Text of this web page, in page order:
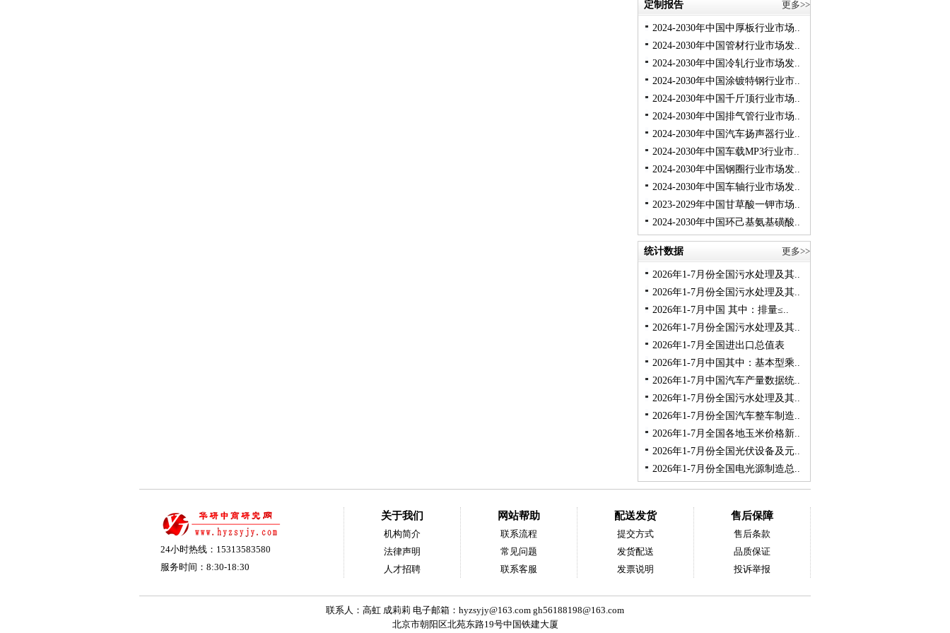
定制报告 更多>>
2024-2030年中国中厚板行业市场..
2024-2030年中国管材行业市场发..
2024-2030年中国冷轧行业市场发..
2024-2030年中国涂镀特钢行业市..
2024-2030年中国千斤顶行业市场..
2024-2030年中国排气管行业市场..
2024-2030年中国汽车扬声器行业..
2024-2030年中国车载MP3行业市..
2024-2030年中国钢圈行业市场发..
2024-2030年中国车轴行业市场发..
2023-2029年中国甘草酸一钾市场..
2024-2030年中国环己基氨基磺酸..
统计数据 更多>>
2026年1-7月份全国污水处理及其..
2026年1-7月份全国污水处理及其..
2026年1-7月中国 其中：排量≤..
2026年1-7月份全国污水处理及其..
2026年1-7月全国进出口总值表
2026年1-7月中国其中：基本型乘..
2026年1-7月中国汽车产量数据统..
2026年1-7月份全国污水处理及其..
2026年1-7月份全国汽车整车制造..
2026年1-7月全国各地玉米价格新..
2026年1-7月份全国光伏设备及元..
2026年1-7月份全国电光源制造总..
24小时热线：15313583580
服务时间：8:30-18:30
关于我们
机构简介
法律声明
人才招聘
网站帮助
联系流程
常见问题
联系客服
配送发货
提交方式
发货配送
发票说明
售后保障
售后条款
品质保证
投诉举报
联系人：高虹 成莉莉 电子邮箱： hyzsyjy@163.com gh56188198@163.com
北京市朝阳区北苑东路19号中国铁建大厦